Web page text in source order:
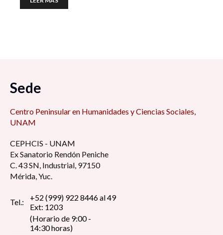
Sede
Centro Peninsular en Humanidades y Ciencias Sociales,
UNAM
CEPHCIS - UNAM
Ex Sanatorio Rendón Peniche
C. 43 SN, Industrial, 97150
Mérida, Yuc.
Tel.:
+52 (999) 922 8446 al 49
Ext: 1203
(Horario de 9:00 -
14:30 horas)